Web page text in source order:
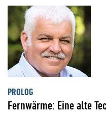
PROLOG
Fernwärme: Eine alte